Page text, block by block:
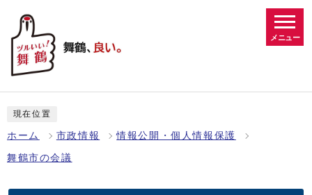
メニュー
現在位置
ホーム 市政情報 情報公開・個人情報保護
舞鶴市の会議